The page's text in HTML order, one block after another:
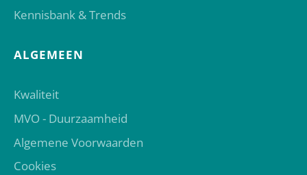
Kennisbank & Trends
ALGEMEEN
Kwaliteit
MVO - Duurzaamheid
Algemene Voorwaarden
Cookies